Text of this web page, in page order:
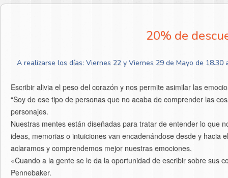
20% de
A realizarse los días: Viernes 22 y Viernes 29 de Mayo de 18.30
Escribir alivia el peso del corazón y nos permite asimilar las
“Soy de ese tipo de personas que no acaba de comprender las
personajes.
Nuestras mentes están diseñadas para tratar de entender lo que
ideas, memorias o intuiciones van encadenándose desde y hacia
aclaramos y comprendemos mejor nuestras emociones.
«Cuando a la gente se le da la oportunidad de escribir sobre sus
Pennebaker.